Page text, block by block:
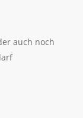
auch noch